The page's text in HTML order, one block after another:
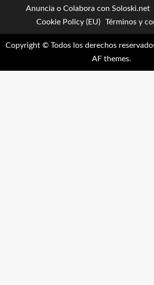
Anuncia o Colabora con Soloski.net
Cookie Policy (EU)
Términos y
Copyright © Todos los derechos
AF themes.